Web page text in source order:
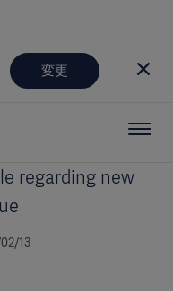
変更
regarding new
13